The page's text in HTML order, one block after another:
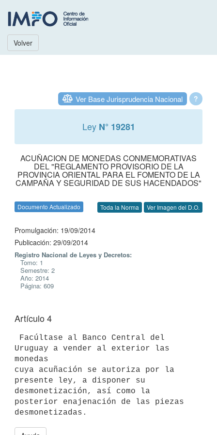
Volver
?
Ver Base Jurisprudencia Nacional
Ley N° 19281
ACUÑACION DE MONEDAS CONMEMORATIVAS
DEL "REGLAMENTO PROVISORIO DE LA
PROVINCIA ORIENTAL PARA EL FOMENTO DE LA
CAMPAÑA Y SEGURIDAD DE SUS HACENDADOS"
Documento Actualizado Toda la Norma Ver Imagen del D.O.
Promulgación: 19/09/2014
Publicación: 29/09/2014
Registro Nacional de Leyes y Decretos:
Tomo: 1
Semestre: 2
Año: 2014
Página: 609
Artículo 4
Uruguay a vender al exterior las
monedas
cuya acuñación se autoriza por la
presente ley, a disponer su
desmonetización, así como la
posterior enajenación de las piezas
desmonetizadas.